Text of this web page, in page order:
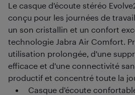
Le casque d'écoute stéréo
conçu pour les journées de
un son cristallin et un confort
technologie Jabra Air Comfort.
utilisation prolongée, d'une
efficace et d'une connectivité
productif et concentré toute la
Casque d'écoute